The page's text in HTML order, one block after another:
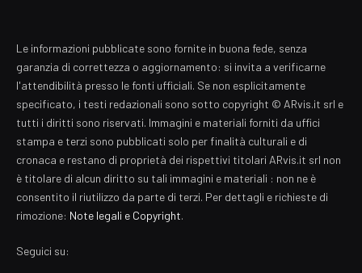
Le informazioni pubblicate sono fornite in buona fede, senza
garanzia di correttezza o aggiornamento: si invita a verificarne
l'attendibilità presso le fonti ufficiali. Se non esplicitamente
specificato, i testi redazionali sono sotto copyright © ARvis.it srl e
tutti i diritti sono riservati. Immagini e materiali forniti da uffici
stampa e terzi sono pubblicati solo per finalità culturali e di
cronaca e restano di proprietà dei rispettivi titolari ARvis.it srl non
è titolare di alcun diritto su tali immagini e materiali : non ne è
consentito il riutilizzo da parte di terzi. Per dettagli e richieste di
rimozione: Note legali e Copyright.
Seguici su: